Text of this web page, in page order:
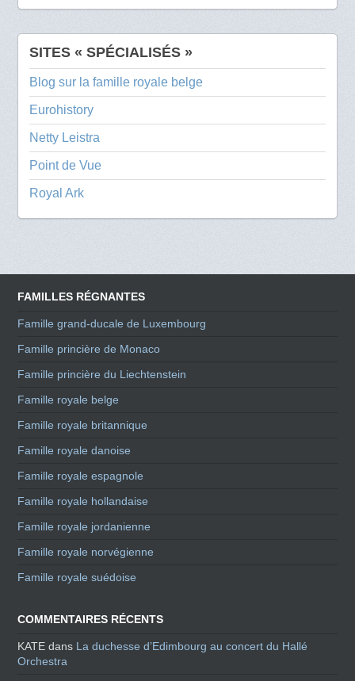
SITES « SPÉCIALISÉS »
Blog sur la famille royale belge
Eurohistory
Netty Leistra
Point de Vue
Royal Ark
FAMILLES RÉGNANTES
Famille grand-ducale de Luxembourg
Famille princière de Monaco
Famille princière du Liechtenstein
Famille royale belge
Famille royale britannique
Famille royale danoise
Famille royale espagnole
Famille royale hollandaise
Famille royale jordanienne
Famille royale norvégienne
Famille royale suédoise
COMMENTAIRES RÉCENTS
KATE dans La duchesse d’Edimbourg au concert du Hallé
Orchestra